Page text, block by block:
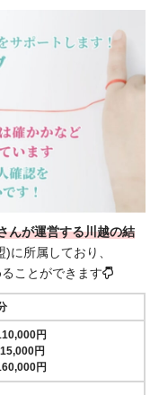
んが運営する川越の結
に所属しており、
ことができます
円
円
円